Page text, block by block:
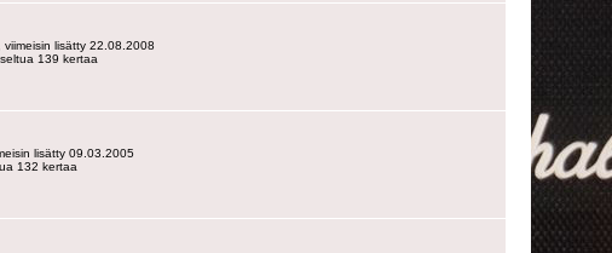
viimeisin lisätty 22.08.2008
139 kertaa
lisätty 09.03.2005
132 kertaa